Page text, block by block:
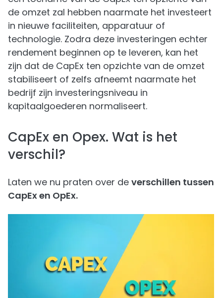
de omzet zal hebben naarmate het investeert
in nieuwe faciliteiten, apparatuur of
technologie. Zodra deze investeringen echter
rendement beginnen op te leveren, kan het
zijn dat de CapEx ten opzichte van de omzet
stabiliseert of zelfs afneemt naarmate het
bedrijf zijn investeringsniveau in
kapitaalgoederen normaliseert.
CapEx en Opex. Wat is het
verschil?
Laten we nu praten over de verschillen tussen
CapEx en OpEx.